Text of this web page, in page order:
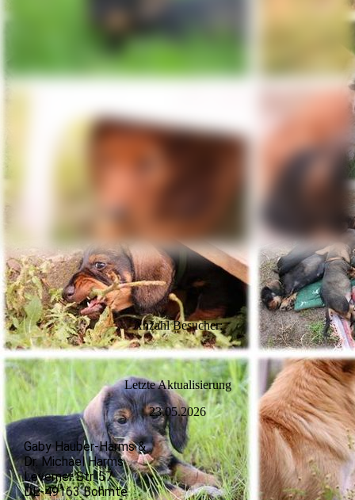
2 Wochen alt Bragi & Bina
2 Wochen alt Bragi
2 Wochen alt Bina
Anzahl Besucher:
Letzte Aktualisierung
23.05.2026
Gaby Hauber-Harms &
Dr. Michael Harms
Leverner Str. 57
DE-49163 Bohmte